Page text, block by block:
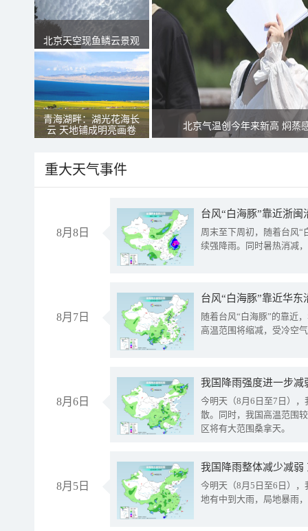
北京天空现鱼鳞云景观
青海湖畔：湖光花海长
云 天地铺成明亮画卷
北京气温创今年来新高 焖蒸
重大天气事件
8月8日
台风“白海豚”靠近浙
周末至下周初，随着台风“
续强降雨。同时暑热消减
8月7日
台风“白海豚”靠近华
随着台风“白海豚”的靠近
高温范围将缩减，受冷空
8月6日
今明天（8月6日至7日）
散。同时，我国高温范围
区将有大范围桑拿天。
8月5日
我国降雨整体减少减弱
今明天（8月5日至6日）
地有中到大雨，局地暴雨